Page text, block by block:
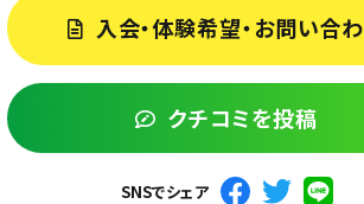
入会・体験希望・お問い合
クチコミを投稿
SNSでシェア